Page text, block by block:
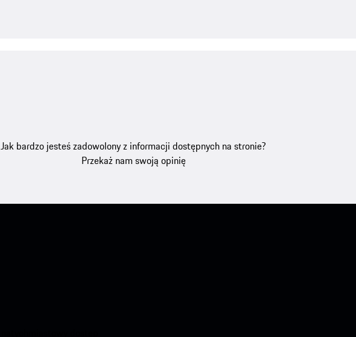
Jak bardzo jesteś zadowolony z informacji dostępnych na stronie?
Przekaż nam swoją opinię